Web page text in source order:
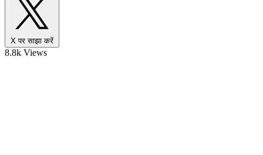
X पर साझा करें
8.8k Views